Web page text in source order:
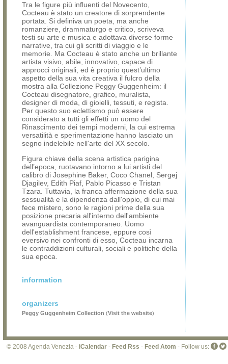
Tra le figure più influenti del Novecento,
Cocteau è stato un creatore di sorprendente
portata. Si definiva un poeta, ma anche
romanziere, drammaturgo e critico, scriveva
testi su arte e musica e adottava diverse forme
narrative, tra cui gli scritti di viaggio e le
memorie. Ma Cocteau è stato anche un brillante
artista visivo, abile, innovativo, capace di
approcci originali, ed è proprio quest’ultimo
aspetto della sua vita creativa il fulcro della
mostra alla Collezione Peggy Guggenheim: il
Cocteau disegnatore, grafico, muralista,
designer di moda, di gioielli, tessuti, e regista.
Per questo suo eclettismo può essere
considerato a tutti gli effetti un uomo del
Rinascimento dei tempi moderni, la cui estrema
versatilità e sperimentazione hanno lasciato un
segno indelebile nell'arte del XX secolo.
Figura chiave della scena artistica parigina
dell’epoca, ruotavano intorno a lui artisti del
calibro di Josephine Baker, Coco Chanel, Sergej
Djagilev, Edith Piaf, Pablo Picasso e Tristan
Tzara. Tuttavia, la franca affermazione della sua
sessualità e la dipendenza dall'oppio, di cui mai
fece mistero, sono le ragioni prime della sua
posizione precaria all'interno dell'ambiente
avanguardista contemporaneo. Uomo
dell'establishment francese, eppure così
eversivo nei confronti di esso, Cocteau incarna
le contraddizioni culturali, sociali e politiche della
sua epoca.
information
organizers
Peggy Guggenheim Collection (Visit the website)
© 2008 Agenda Venezia - iCalendar - Feed Rss - Feed Atom - Follow us: